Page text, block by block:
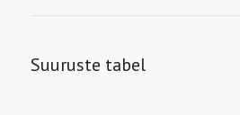
Suuruste tabel